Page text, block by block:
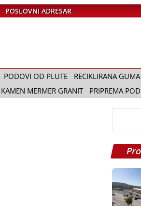
POSLOVNI ADRESAR
PODOVI OD PLUTE RECIKLIRANA GUMA
KAMEN MERMER GRANIT PRIPREMA